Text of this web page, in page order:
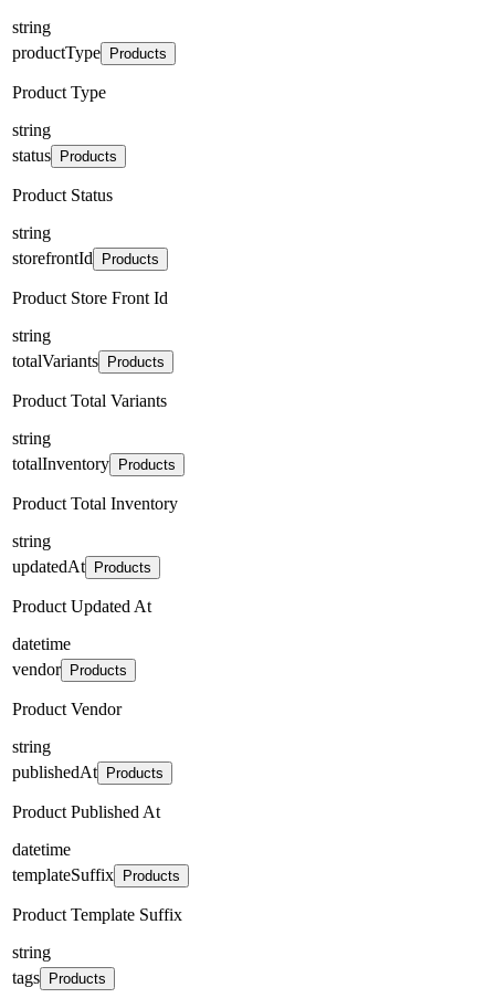
string
productType
Products
Product Type
string
status
Products
Product Status
string
storefrontId
Products
Product Store Front Id
string
totalVariants
Products
Product Total Variants
string
totalInventory
Products
Product Total Inventory
string
updatedAt
Products
Product Updated At
datetime
vendor
Products
Product Vendor
string
publishedAt
Products
Product Published At
datetime
templateSuffix
Products
Product Template Suffix
string
tags
Products